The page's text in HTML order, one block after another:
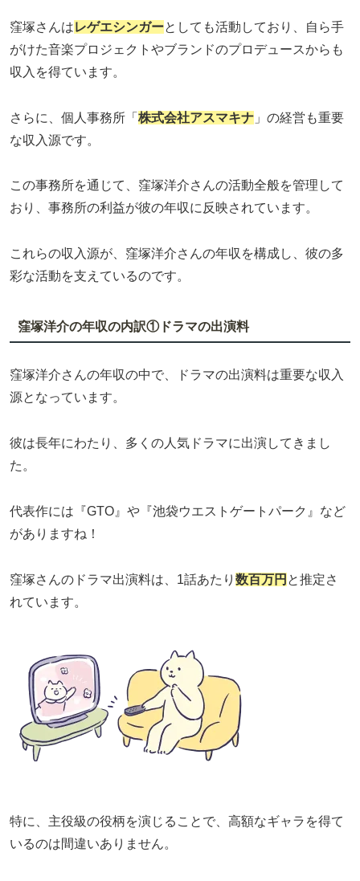
窪塚さんはレゲエシンガーとしても活動しており、自ら手
がけた音楽プロジェクトやブランドのプロデュースからも
収入を得ています。
さらに、個人事務所「 株式会社アスマキナ 」の経営も重要
な収入源です。
この事務所を通じて、窪塚洋介さんの活動全般を管理して
おり、事務所の利益が彼の年収に反映されています。
これらの収入源が、窪塚洋介さんの年収を構成し、彼の多
彩な活動を支えているのです。
窪塚洋介の年収の内訳①ドラマの出演料
窪塚洋介さんの年収の中で、ドラマの出演料は重要な収入
源となっています。
彼は長年にわたり、多くの人気ドラマに出演してきまし
た。
代表作には『GTO』や『池袋ウエストゲートパーク』など
がありますね！
窪塚さんのドラマ出演料は、1話あたり 数百万円 と推定さ
れています。
特に、主役級の役柄を演じることで、高額なギャラを得て
いるのは間違いありません。